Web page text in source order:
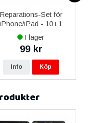
Reparations-Set för
iPhone/iPad - 10 i 1
I lager
99 kr
Info Köp